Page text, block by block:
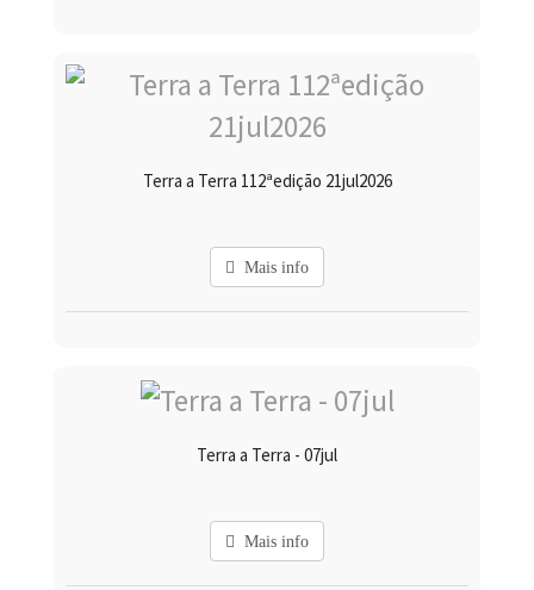
Terra a Terra 112ªedição 21jul2026
Mais info
Terra a Terra - 07jul
Mais info